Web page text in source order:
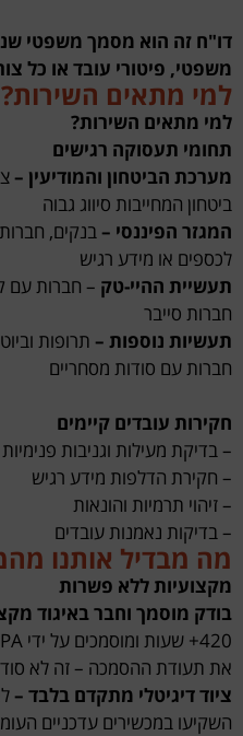
דו"ח זה הוא מסמך משפטי
משפטי, פיטורי עובד או כל
למי מתאים השירות?
למי מתאים השירות?
תחומי תעסוקה רגישים
מערכת הביטחון והמודיעין –
ביטחון המחייבות סיווג גבוה
המגזר הפיננסי –בנקים,
לכספים או מידע רגיש
תעשיית ההיי-טק – חברות עם
חברות סייבר
תעשיות נוספות – תרופות
חברות עם סודות מסחריים
חקירות עובדים קיימים
– בדיקת מעילות וגניבות פנימיות
– חקירת הדלפות מידע רגיש
– זיהוי תרמיות והונאות
– בדיקות נאמנות עובדים
מה מבדיל אותנו
מקצועיות ללא פשרות
בודק מוסמך וחבר באיגוד
את תעודת ההסמכה – זה לא
ציוד דיגיטלי מתקדם בלבד –
השקיעו במכשירים עדכניים